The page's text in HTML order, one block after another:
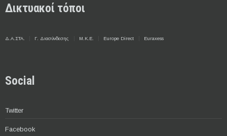
Δικτυακοί τόποι
Δ.Α.ΣΤΑ. Γ. Διασύνδεσης Μ.Κ.Ε. Europe Direct Euraxess
Social
Twitter
Facebook